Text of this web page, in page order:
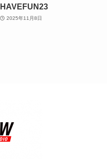
HAVEFUN23
2025年11月8日